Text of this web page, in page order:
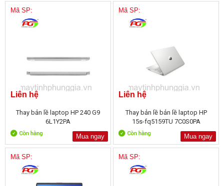
Mã SP:
Liên hệ
Thay bản lề laptop HP 240 G9
6L1Y2PA
Mua ngay
Mã SP:
Liên hệ
Thay bản lề bản lề laptop HP
15s-fq5159TU 7C0S0PA
Mua ngay
Mã SP: Mã SP: